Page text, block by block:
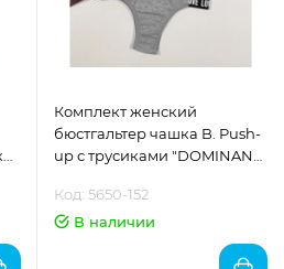
Комплект женский
бюстгальтер чашка B. Push-
up с трусиками "DOMINANT"
Код: 5650-152
В наличии